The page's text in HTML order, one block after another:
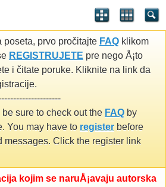
poseta, prvo pročitajte FAQ klikom
REGISTRUJETE pre nego Å¡to
i čitate poruke. Kliknite na link da
be sure to check out the FAQ by
You may have to register before
messages. Click the register link
kojim se naruÅ¡avaju autorska